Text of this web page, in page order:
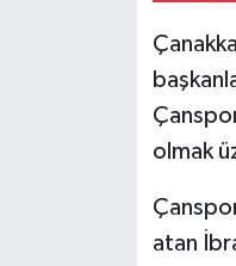
olmak
atan